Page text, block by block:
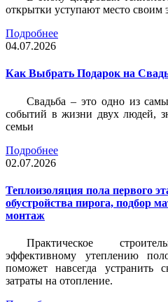
открытки уступают место своим
Подробнее
04.07.2026
Как Выбрать Подарок на
Свадьба – это одно из
событий в жизни двух людей,
семьи
Подробнее
02.07.2026
Теплоизоляция пола первого
обустройства пирога, подбор
монтаж
Практическое
эффективному утеплению
поможет навсегда устранить
затраты на отопление.